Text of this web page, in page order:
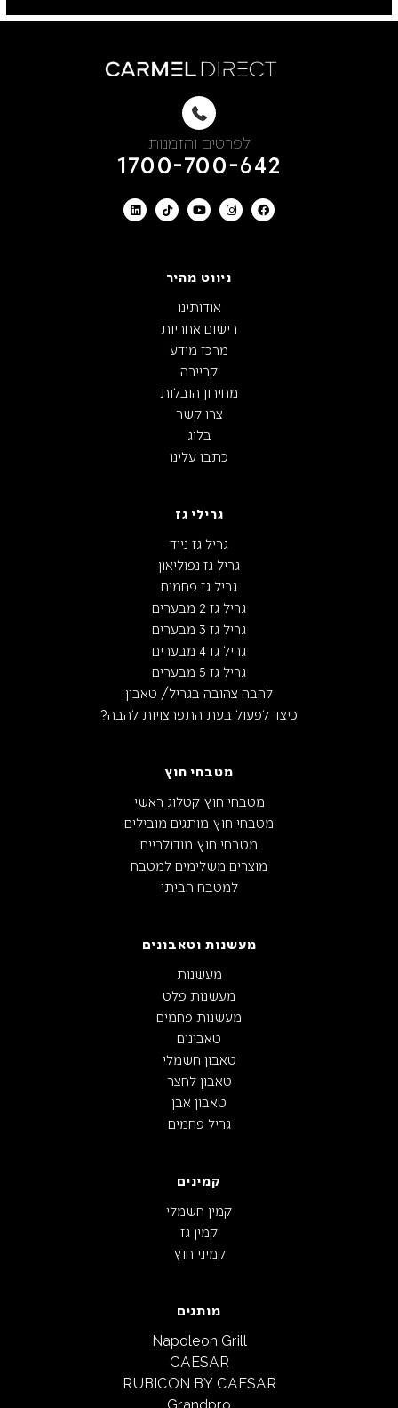
לפרטים והזמנות
1700-700-642
ניווט מהיר
אודותינו
רישום אחריות
מרכז מידע
קריירה
מחירון הובלות
צרו קשר
בלוג
כתבו עלינו
גרילי גז
גריל גז נייד
גריל גז נפוליאון
גריל גז פחמים
גריל גז 2 מבערים
גריל גז 3 מבערים
גריל גז 4 מבערים
גריל גז 5 מבערים
להבה צהובה בגריל/ טאבון
כיצד לפעול בעת התפרצויות להבה?
מטבחי חוץ
מטבחי חוץ קטלוג ראשי
מטבחי חוץ מותגים מובילים
מטבחי חוץ מודולריים
מוצרים משלימים למטבח
למטבח הביתי
מעשנות וטאבונים
מעשנות
מעשנות פלט
מעשנות פחמים
טאבונים
טאבון חשמלי
טאבון לחצר
טאבון אבן
גריל פחמים
קמינים
קמין חשמלי
קמין גז
קמיני חוץ
מותגים
Napoleon Grill
CAESAR
RUBICON BY CAESAR
Grandpro